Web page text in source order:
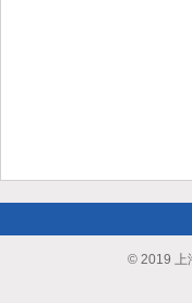
© 2019 上